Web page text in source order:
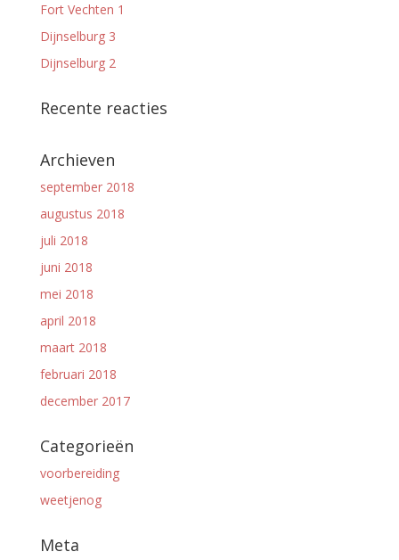
Fort Vechten 1
Dijnselburg 3
Dijnselburg 2
Recente reacties
Archieven
september 2018
augustus 2018
juli 2018
juni 2018
mei 2018
april 2018
maart 2018
februari 2018
december 2017
Categorieën
voorbereiding
weetjenog
Meta